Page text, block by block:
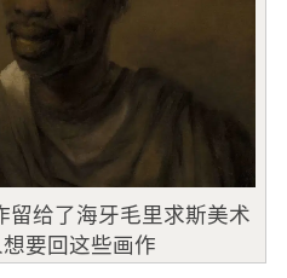
留给了海牙毛里求斯美术
要回这些画作